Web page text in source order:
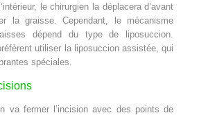
le chirurgien la déplacera d’avant
la graisse. Cependant, le mécanisme
dépend du type de liposuccion.
utiliser la liposuccion assistée, qui
spéciales.
va fermer l’incision avec des points de